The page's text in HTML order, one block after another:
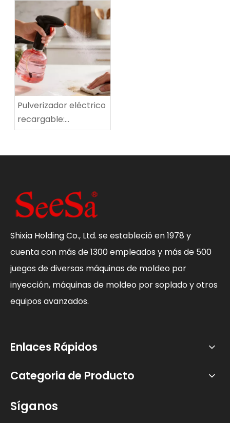
5 litros es perfecto
para la jardinería y la
desinfección del
hogar
Pulverizador eléctrico
recargable:
herramienta
el hogar
Shixia Holding Co., Ltd. se estableció en 1978 y
cuenta con más de 1300 empleados y más de 500
juegos de diversas máquinas de moldeo por
inyección, máquinas de moldeo por soplado y otros
equipos avanzados.
Enlaces Rápidos
Categoria de Producto
Síganos